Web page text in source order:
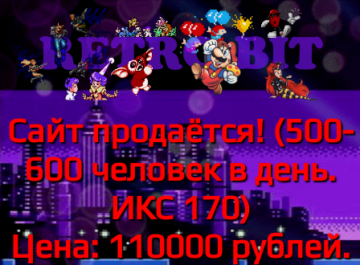
Сайт продаётся! (500-
600 человек в день.
ИКС 170)
Цена: 110000 рублей.